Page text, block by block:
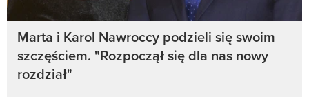
Marta i Karol Nawroccy podzieli się swoim
szczęściem. "Rozpoczął się dla nas nowy
rozdział"